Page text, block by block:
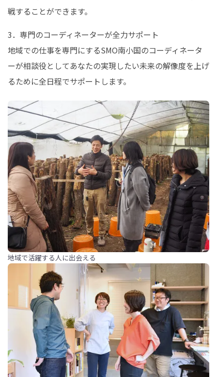
戦することができます。
3．専門のコーディネーターが全力サポート
地域での仕事を専門にするSMO南小国のコーディネータ
ーが相談役としてあなたの実現したい未来の解像度を上げ
るために全日程でサポートします。
地域で活躍する人に出会える